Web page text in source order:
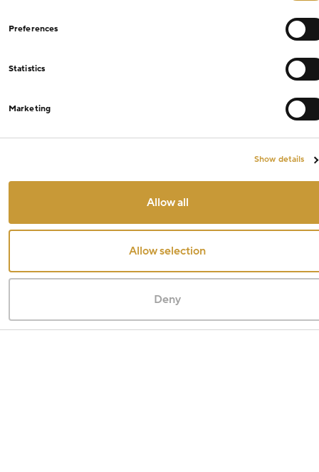
Preferences
Statistics
Marketing
Show details
Allow all
Allow selection
Deny